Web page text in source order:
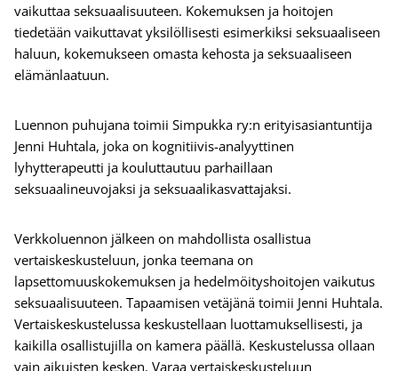
vaikuttaa seksuaalisuuteen. Kokemuksen ja hoitojen
tiedetään vaikuttavat yksilöllisesti esimerkiksi seksuaaliseen
haluun, kokemukseen omasta kehosta ja seksuaaliseen
elämänlaatuun.
Luennon puhujana toimii Simpukka ry:n erityisasiantuntija
Jenni Huhtala, joka on kognitiivis-analyyttinen
lyhytterapeutti ja kouluttautuu parhaillaan
seksuaalineuvojaksi ja seksuaalikasvattajaksi.
Verkkoluennon jälkeen on mahdollista osallistua
vertaiskeskusteluun, jonka teemana on
lapsettomuuskokemuksen ja hedelmöityshoitojen vaikutus
seksuaalisuuteen. Tapaamisen vetäjänä toimii Jenni Huhtala.
Vertaiskeskustelussa keskustellaan luottamuksellisesti, ja
kaikilla osallistujilla on kamera päällä. Keskustelussa ollaan
vain aikuisten kesken. Varaa vertaiskeskusteluun